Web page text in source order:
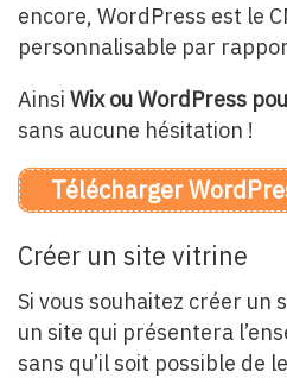
encore, WordPress est le
personnalisable par
Ainsi Wix ou WordPress
sans aucune hésitation !
Télécharger
Créer un site vitrine
Si vous souhaitez créer un
un site qui présentera
sans qu’il soit possible de